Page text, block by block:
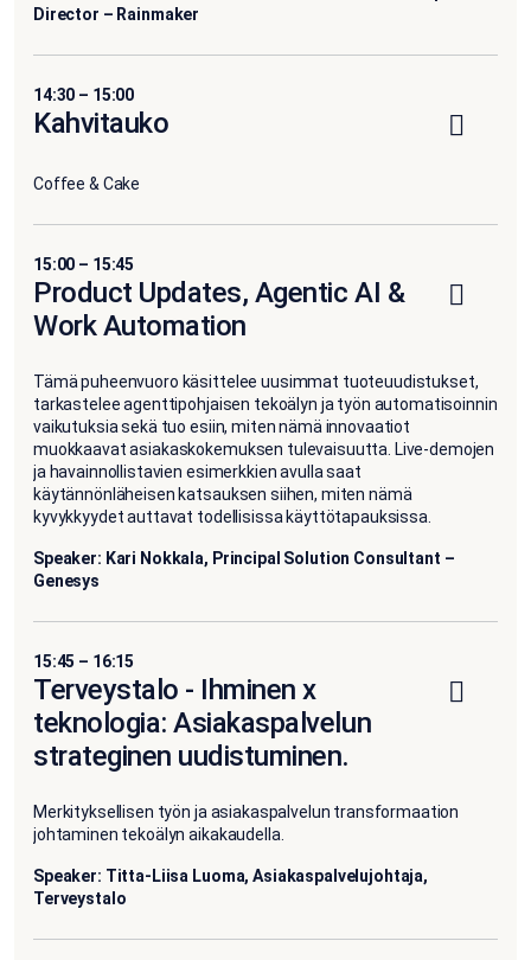
Director – Rainmaker
14:30 – 15:00
Kahvitauko
Coffee & Cake
15:00 – 15:45
Product Updates, Agentic AI &
Work Automation
Tämä puheenvuoro käsittelee uusimmat tuoteuudistukset,
tarkastelee agenttipohjaisen tekoälyn ja työn automatisoinnin
vaikutuksia sekä tuo esiin, miten nämä innovaatiot
muokkaavat asiakaskokemuksen tulevaisuutta. Live-demojen
ja havainnollistavien esimerkkien avulla saat
käytännönläheisen katsauksen siihen, miten nämä
kyvykkyydet auttavat todellisissa käyttötapauksissa.
Speaker: Kari Nokkala, Principal Solution Consultant –
Genesys
15:45 – 16:15
Terveystalo - Ihminen x
teknologia: Asiakaspalvelun
strateginen uudistuminen.
Merkityksellisen työn ja asiakaspalvelun transformaation
johtaminen tekoälyn aikakaudella.
Speaker: Titta-Liisa Luoma, Asiakaspalvelujohtaja,
Terveystalo